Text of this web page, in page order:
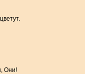
Они!